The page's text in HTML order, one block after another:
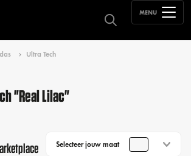
MENU
Ultra Tech
"Real Lilac"
Selecteer jouw maat